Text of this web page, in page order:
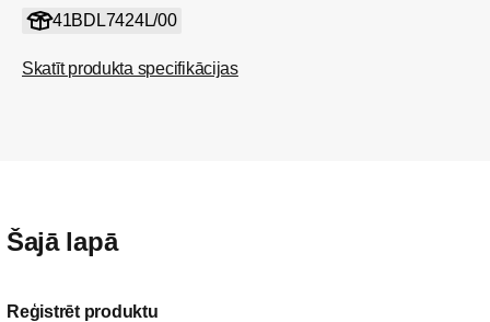
41BDL7424L/00
Skatīt produkta specifikācijas
Šajā lapā
Reģistrēt produktu